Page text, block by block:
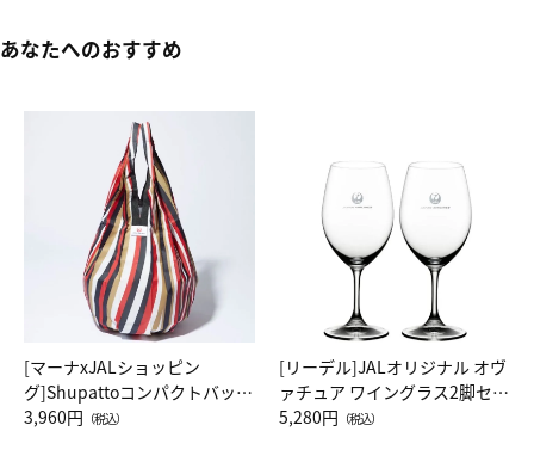
あなたへのおすすめ
[マーナxJALショッピン
グ]Shupattoコンパクトバッグ
Drop JAL客室乗務員（LC）ス
3,960円 （税込）
[リーデル]JALオリジナル オヴ
ァチュア ワイングラス2脚セッ
ト（レッドワイン）
5,280円 （税込）